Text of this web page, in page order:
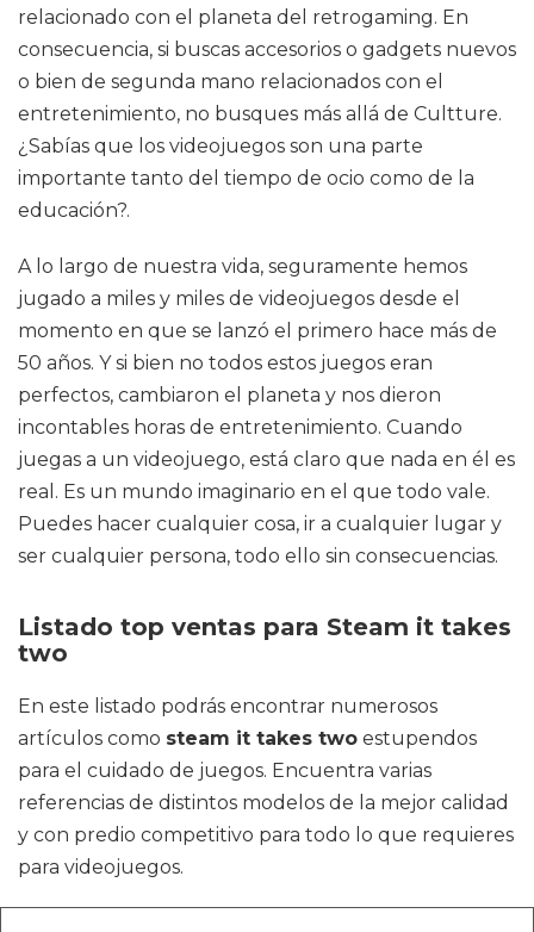
relacionado con el planeta del retrogaming. En
consecuencia, si buscas accesorios o gadgets nuevos
o bien de segunda mano relacionados con el
entretenimiento, no busques más allá de Cultture.
¿Sabías que los videojuegos son una parte
importante tanto del tiempo de ocio como de la
educación?.
A lo largo de nuestra vida, seguramente hemos
jugado a miles y miles de videojuegos desde el
momento en que se lanzó el primero hace más de
50 años. Y si bien no todos estos juegos eran
perfectos, cambiaron el planeta y nos dieron
incontables horas de entretenimiento. Cuando
juegas a un videojuego, está claro que nada en él es
real. Es un mundo imaginario en el que todo vale.
Puedes hacer cualquier cosa, ir a cualquier lugar y
ser cualquier persona, todo ello sin consecuencias.
Listado top ventas para Steam it takes
two
En este listado podrás encontrar numerosos
artículos como steam it takes two estupendos
para el cuidado de juegos. Encuentra varias
referencias de distintos modelos de la mejor calidad
y con predio competitivo para todo lo que requieres
para videojuegos.